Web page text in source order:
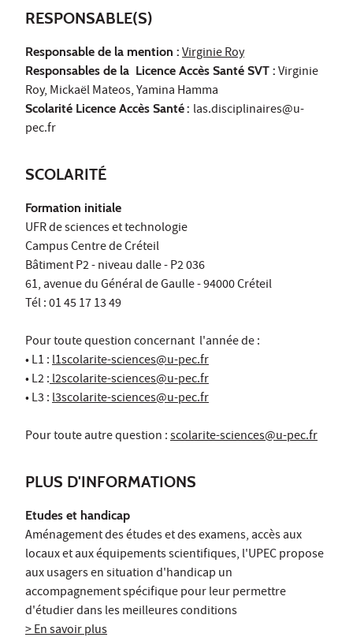
RESPONSABLE(S)
Responsable de la mention : Virginie Roy
Responsables de la Licence Accès Santé SVT : Virginie
Roy, Mickaël Mateos, Yamina Hamma
Scolarité Licence Accès Santé: las.disciplinaires@u-
pec.fr
SCOLARITÉ
Formation initiale
UFR de sciences et technologie
Campus Centre de Créteil
Bâtiment P2 - niveau dalle - P2 036
61, avenue du Général de Gaulle - 94000 Créteil
Tél : 01 45 17 13 49
Pour toute question concernant l'année de :
• L1 :l1scolarite-sciences@u-pec.fr
• L2 :l2scolarite-sciences@u-pec.fr
• L3 :l3scolarite-sciences@u-pec.fr
Pour toute autre question :scolarite-sciences@u-pec.fr
PLUS D'INFORMATIONS
Etudes et handicap
Aménagement des études et des examens, accès aux
locaux et aux équipements scientifiques, l'UPEC propose
aux usagers en situation d'handicap un
accompagnement spécifique pour leur permettre
d'étudier dans les meilleures conditions
> En savoir plus